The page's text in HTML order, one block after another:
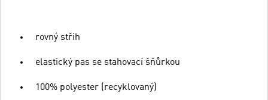
rovný střih
elastický pas se stahovací šňůrkou
100% polyester (recyklovaný)